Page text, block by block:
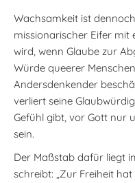
Wachsamkeit ist
missionarischer Eifer mit
wird, wenn Glaube zur
Würde queerer
Andersdenkender
verliert seine
Gefühl gibt, vor Gott nur
sein.
Der Maßstab dafür liegt
schreibt: „Zur Freiheit